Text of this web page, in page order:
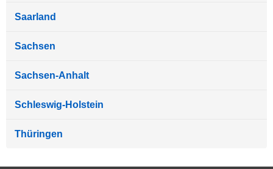
Saarland
Sachsen
Sachsen-Anhalt
Schleswig-Holstein
Thüringen